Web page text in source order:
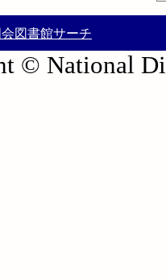
図書館サーチ
© National